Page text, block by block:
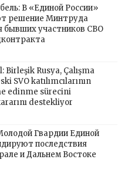
В «Единой России»
решение Минтруда
бывших участников СВО
Birleşik Rusya, Çalışma
SVO katılımcılarının
edinme sürecini
destekliyor
Гвардии Единой
последствия
и Дальнем Востоке